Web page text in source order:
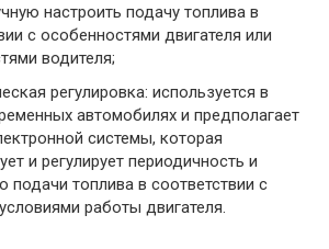
настроить подачу топлива в
с особенностями двигателя или
водителя;
регулировка: используется в
автомобилях и предполагает
системы, которая
и регулирует периодичность и
подачи топлива в соответствии с
работы двигателя.